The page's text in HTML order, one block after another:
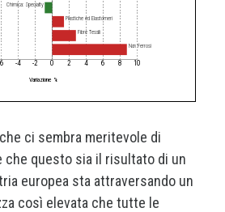
-4 -2 0 2 4 6 8 10
Chimica: Specialty
Plastiche ed Elastomeri
Fibre Tessili
Non Ferrosi
Variazione %
ci sembra meritevole di
che questo sia il risultato di un
europea sta attraversando un
così elevata che tutte le